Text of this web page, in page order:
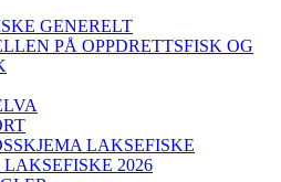
GENERELT
PÅ OPPDRETTSFISK OG
LAKSEFISKE
2026